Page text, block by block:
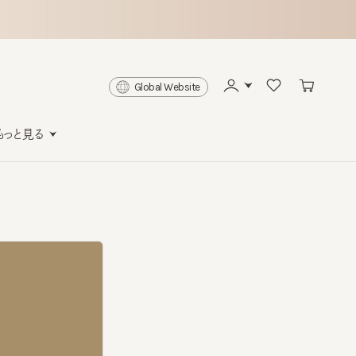
Global Website
る